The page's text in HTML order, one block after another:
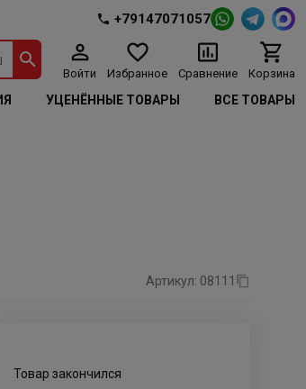
+79147071057
Войти Избранное Сравнение Корзина
УЦЕНЁННЫЕ ТОВАРЫ ВСЕ ТОВАРЫ
Артикул: 08111
Товар закончился